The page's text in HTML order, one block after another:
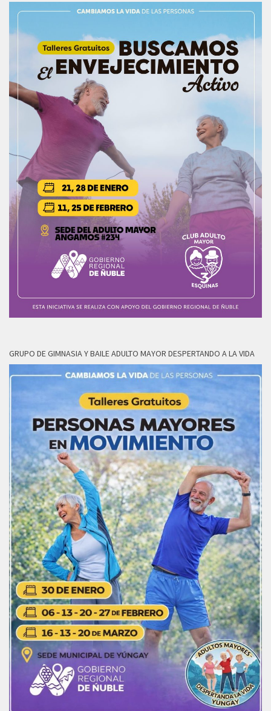
GRUPO DE GIMNASIA Y BAILE ADULTO MAYOR DESPERTANDO A LA VIDA